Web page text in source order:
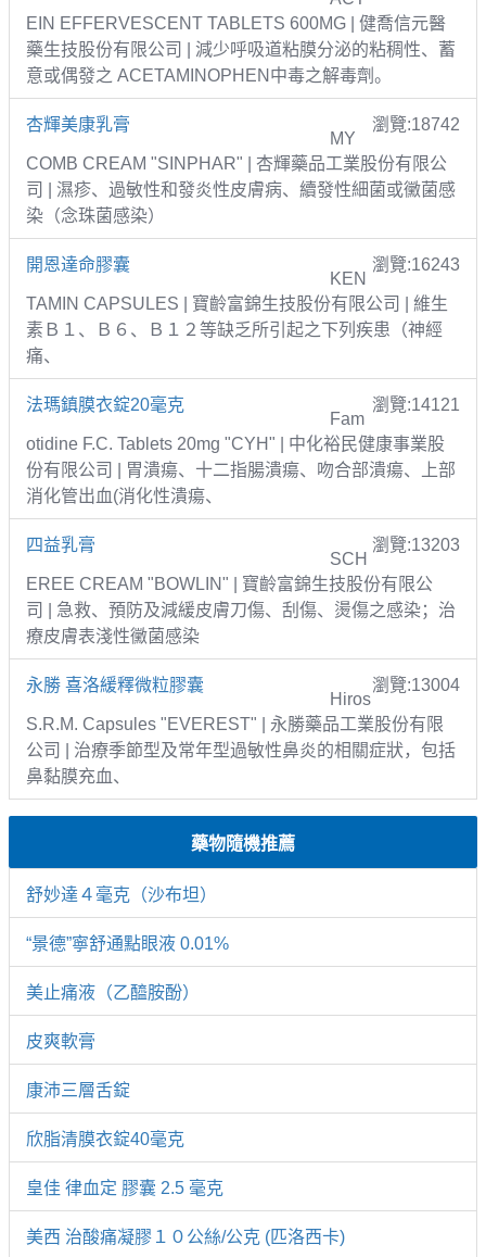
EIN EFFERVESCENT TABLETS 600MG | 健喬信元醫
藥生技股份有限公司 | 減少呼吸道粘膜分泌的粘稠性、蓄
意或偶發之 ACETAMINOPHEN中毒之解毒劑。
杏輝美康乳膏 瀏覽:18742
MY
COMB CREAM "SINPHAR" | 杏輝藥品工業股份有限公
司 | 濕疹、過敏性和發炎性皮膚病、續發性細菌或黴菌感
染（念珠菌感染）
開恩達命膠囊 瀏覽:16243
KEN
TAMIN CAPSULES | 寶齡富錦生技股份有限公司 | 維生
素Ｂ１、Ｂ６、Ｂ１２等缺乏所引起之下列疾患（神經
痛、
法瑪鎮膜衣錠20毫克 瀏覽:14121
Fam
otidine F.C. Tablets 20mg "CYH" | 中化裕民健康事業股
份有限公司 | 胃潰瘍、十二指腸潰瘍、吻合部潰瘍、上部
消化管出血(消化性潰瘍、
四益乳膏 瀏覽:13203
SCH
EREE CREAM "BOWLIN" | 寶齡富錦生技股份有限公
司 | 急救、預防及減緩皮膚刀傷、刮傷、燙傷之感染；治
療皮膚表淺性黴菌感染
永勝 喜洛緩釋微粒膠囊 瀏覽:13004
Hiros
S.R.M. Capsules "EVEREST" | 永勝藥品工業股份有限
公司 | 治療季節型及常年型過敏性鼻炎的相關症狀，包括
鼻黏膜充血、
藥物隨機推薦
舒妙達４毫克（沙布坦）
“景德”寧舒通點眼液 0.01%
美止痛液（乙醯胺酚）
皮爽軟膏
康沛三層舌錠
欣脂清膜衣錠40毫克
皇佳 律血定 膠囊 2.5 毫克
美西 治酸痛凝膠１０公絲/公克 (匹洛西卡)